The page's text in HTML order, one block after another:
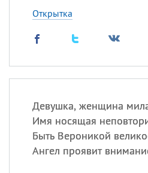
Открытка
Девушка, женщина
Имя носящая
Быть Вероникой
Ангел проявит